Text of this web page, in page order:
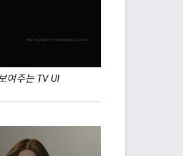
여주는 TV UI